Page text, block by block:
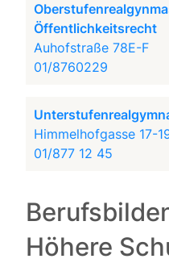
Öffentlichkeitsrecht
Auhofstraße 78E-F
01/8760229
Himmelhofgasse 17-
01/877 12 45
Höhere